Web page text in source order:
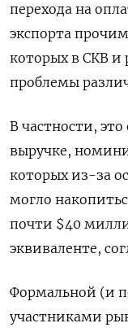
перехода на
экспорта
которых в СКВ и
проблемы
В частности,
выручке,
которых из-за
могло
почти $40
эквиваленте,
Формальной (и
участниками